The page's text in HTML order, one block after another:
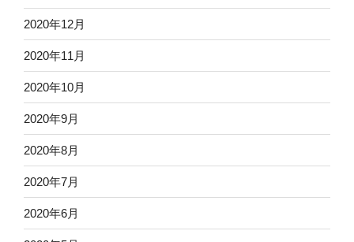
2020年12月
2020年11月
2020年10月
2020年9月
2020年8月
2020年7月
2020年6月